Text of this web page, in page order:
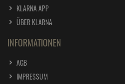
KLARNA APP
ÜBER KLARNA
INFORMATIONEN
AGB
IMPRESSUM